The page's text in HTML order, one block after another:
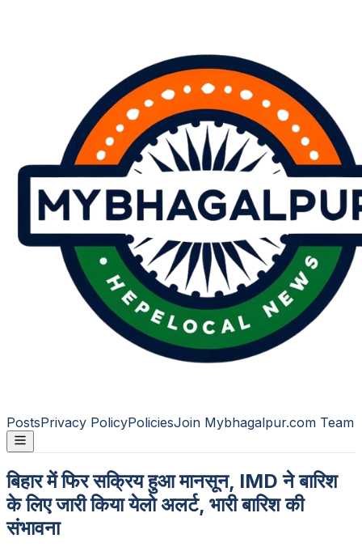
PostsPrivacy PolicyPoliciesJoin Mybhagalpur.com Team
बिहार में फिर सक्रिय हुआ मानसून, IMD ने बारिश
के लिए जारी किया येलो अलर्ट, भारी बारिश की
संभावना